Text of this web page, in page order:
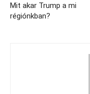
Mit akar Trump a mi
régiónkban?